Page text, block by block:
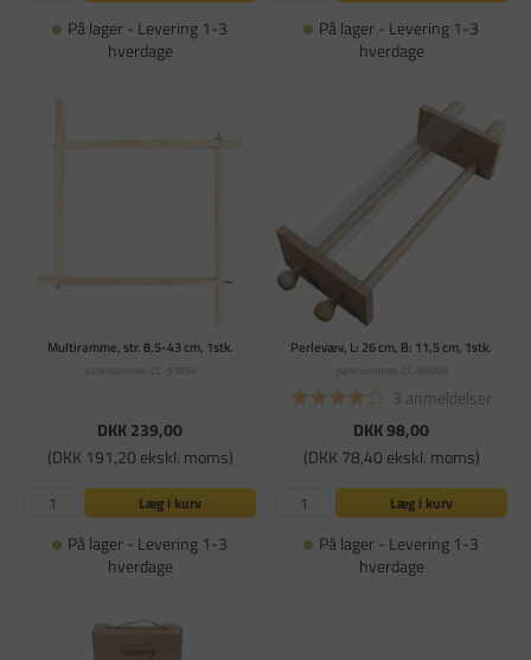
På lager - Levering 1-3
hverdage
På lager - Levering 1-3
hverdage
Multiramme, str. 8,5-43 cm, 1stk.
Varenummer: CC-57894
DKK 239,00
(DKK 191,20 ekskl. moms)
Læg i kurv
På lager - Levering 1-3
hverdage
Perlevæv, L: 26 cm, B: 11,5 cm, 1stk.
Varenummer: CC-69998
3 anmeldelser
DKK 98,00
(DKK 78,40 ekskl. moms)
Læg i kurv
På lager - Levering 1-3
hverdage